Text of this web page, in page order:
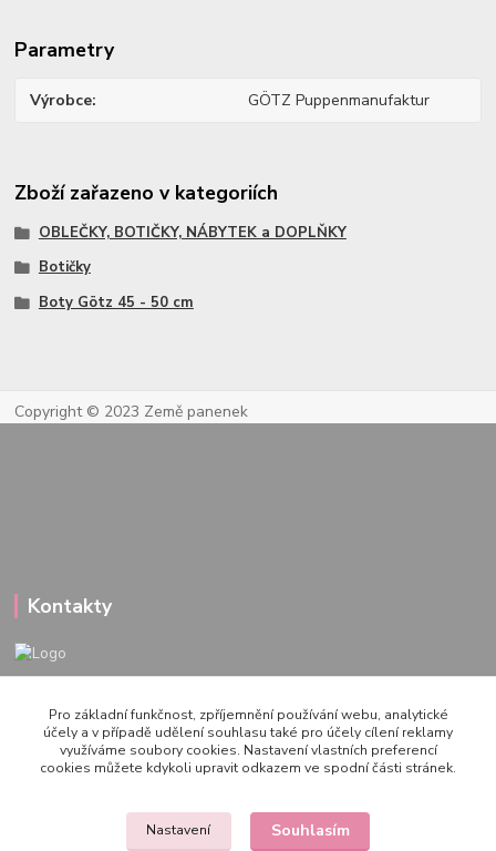
Parametry
Výrobce GÖTZ Puppenmanufaktur
Zboží zařazeno v kategoriích
OBLEČKY, BOTIČKY, NÁBYTEK a DOPLŇKY
Botičky
Boty Götz 45 - 50 cm
Copyright © 2023 Země panenek
Kontakty
PO-PÁ 10-20h., SO+NE 14-20h.
zemepanenek@gmail.com
Pro základní funkčnost, zpříjemnění používání webu, analytické
účely a v případě udělení souhlasu také pro účely cílení reklamy
využíváme soubory cookies. Nastavení vlastních preferencí
cookies můžete kdykoli upravit odkazem ve spodní části stránek.
Nastavení Souhlasím